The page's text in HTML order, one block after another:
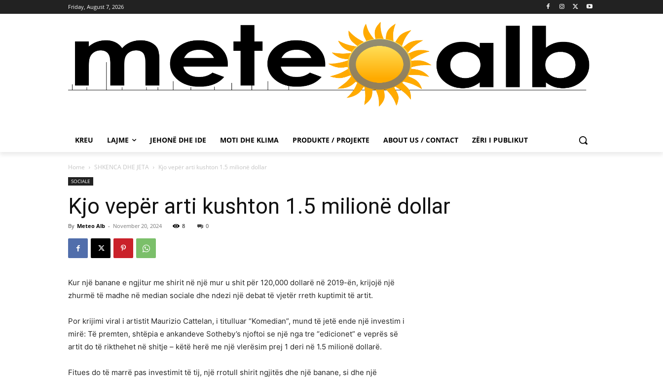
Friday, August 7, 2026
KREU LAJME JEHONË DHE IDE MOTI DHE KLIMA PRODUKTE / PROJEKTE ABOUT US / CONTACT ZËRI I PUBLIKUT
Home SHKENCA DHE JETA Kjo vepër arti kushton 1.5 milionë dollar
SOCIALE
Kjo vepër arti kushton 1.5 milionë dollar
By Meteo Alb - November 20, 2024 8 0
Kur një banane e ngjitur me shirit në një mur u shit për 120,000 dollarë në 2019-ën, krijojë një
zhurmë të madhe në median sociale dhe ndezi një debat të vjetër rreth kuptimit të artit.
Por krijimi viral i artistit Maurizio Cattelan, i titulluar “Komedian”, mund të jetë ende një investim i
mirë: Të premten, shtëpia e ankandeve Sotheby’s njoftoi se një nga tre “edicionet” e veprës së
artit do të rikthehet në shitje – këtë herë me një vlerësim prej 1 deri në 1.5 milionë dollarë.
Fitues do të marrë pas investimit të tij, një rrotull shirit ngjitës dhe një banane, si dhe një